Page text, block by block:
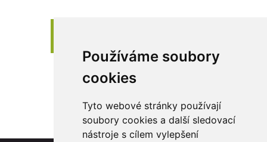
Používáme soubory
cookies
Tyto webové stránky používají
soubory cookies a další sledovací
nástroje s cílem vylepšení
1 2 3